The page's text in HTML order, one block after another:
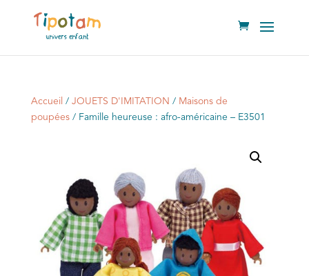
Accueil / JOUETS D'IMITATION / Maisons de
poupées/ Famille heureuse : afro-américaine – E3501